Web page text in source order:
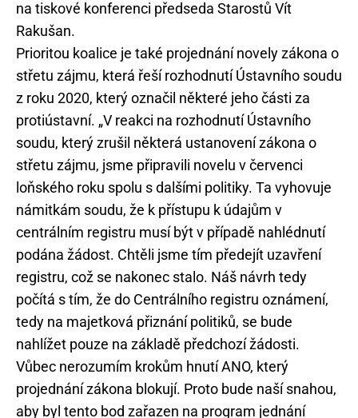
na tiskové konferenci předseda Starostů Vít
Rakušan.
Prioritou koalice je také projednání novely zákona o
střetu zájmu, která řeší rozhodnutí Ústavního soudu
z roku 2020, který označil některé jeho části za
protiústavní. „V reakci na rozhodnutí Ústavního
soudu, který zrušil některá ustanovení zákona o
střetu zájmu, jsme připravili novelu v červenci
loňského roku spolu s dalšími politiky. Ta vyhovuje
námitkám soudu, že k přístupu k údajům v
centrálním registru musí být v případě nahlédnutí
podána žádost. Chtěli jsme tím předejít uzavření
registru, což se nakonec stalo. Náš návrh tedy
počítá s tím, že do Centrálního registru oznámení,
tedy na majetková přiznání politiků, se bude
nahlížet pouze na základě předchozí žádosti.
Vůbec nerozumím krokům hnutí ANO, který
projednání zákona blokují. Proto bude naší snahou,
aby byl tento bod zařazen na program jednání